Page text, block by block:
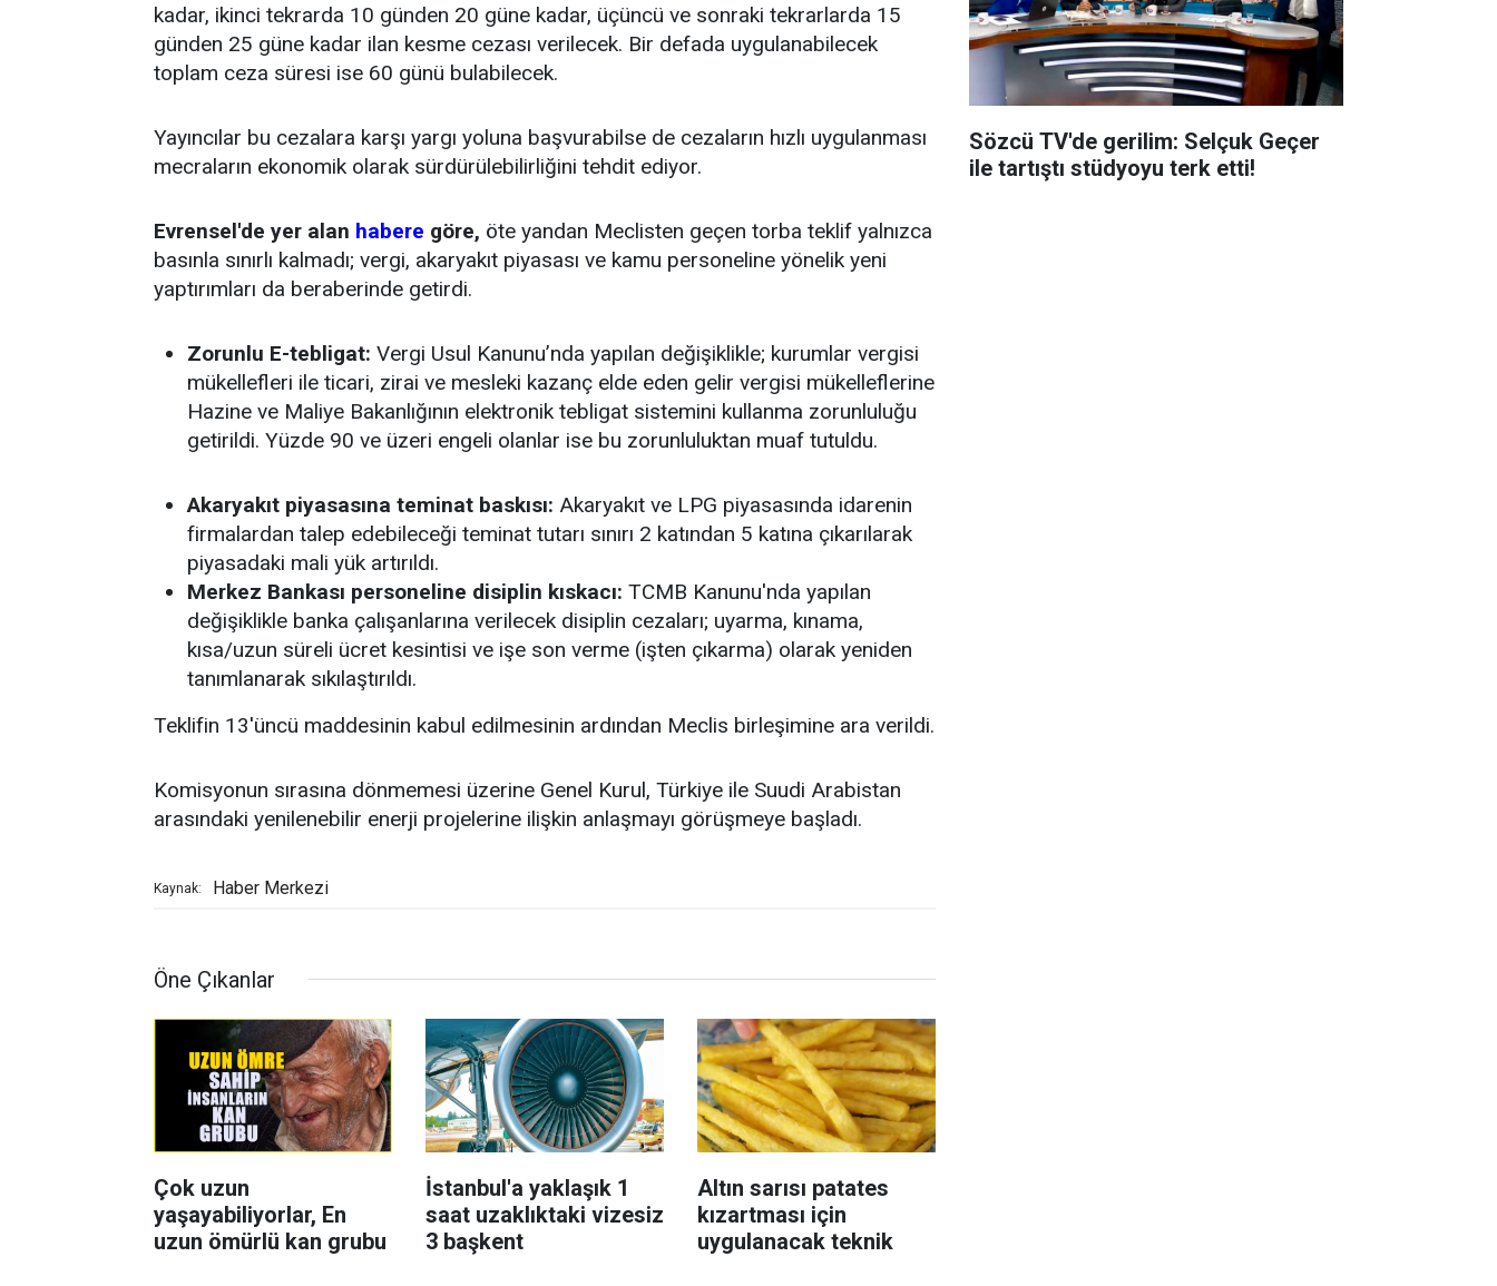
kadar, ikinci tekrarda 10 günden 20 güne kadar, üçüncü ve sonraki tekrarlarda 15
günden 25 güne kadar ilan kesme cezası verilecek. Bir defada uygulanabilecek
toplam ceza süresi ise 60 günü bulabilecek.
Yayıncılar bu cezalara karşı yargı yoluna başvurabilse de cezaların hızlı uygulanması
mecraların ekonomik olarak sürdürülebilirliğini tehdit ediyor.
Evrensel'de yer alan habere göre, öte yandan Meclisten geçen torba teklif yalnızca
basınla sınırlı kalmadı; vergi, akaryakıt piyasası ve kamu personeline yönelik yeni
yaptırımları da beraberinde getirdi.
Zorunlu E-tebligat: Vergi Usul Kanunu’nda yapılan değişiklikle; kurumlar vergisi
mükellefleri ile ticari, zirai ve mesleki kazanç elde eden gelir vergisi mükelleflerine
Hazine ve Maliye Bakanlığının elektronik tebligat sistemini kullanma zorunluluğu
getirildi. Yüzde 90 ve üzeri engeli olanlar ise bu zorunluluktan muaf tutuldu.
Akaryakıt piyasasına teminat baskısı: Akaryakıt ve LPG piyasasında idarenin
firmalardan talep edebileceği teminat tutarı sınırı 2 katından 5 katına çıkarılarak
piyasadaki mali yük artırıldı.
Merkez Bankası personeline disiplin kıskacı: TCMB Kanunu'nda yapılan
değişiklikle banka çalışanlarına verilecek disiplin cezaları; uyarma, kınama,
kısa/uzun süreli ücret kesintisi ve işe son verme (işten çıkarma) olarak yeniden
tanımlanarak sıkılaştırıldı.
Teklifin 13'üncü maddesinin kabul edilmesinin ardından Meclis birleşimine ara verildi.
Komisyonun sırasına dönmemesi üzerine Genel Kurul, Türkiye ile Suudi Arabistan
arasındaki yenilenebilir enerji projelerine ilişkin anlaşmayı görüşmeye başladı.
Kaynak: Haber Merkezi
Öne Çıkanlar
Çok uzun
yaşayabiliyorlar, En
uzun ömürlü kan grubu
İstanbul'a yaklaşık 1
saat uzaklıktaki vizesiz
3 başkent
Altın sarısı patates
kızartması için
uygulanacak teknik
Sözcü TV'de gerilim: Selçuk Geçer
ile tartıştı stüdyoyu terk etti!